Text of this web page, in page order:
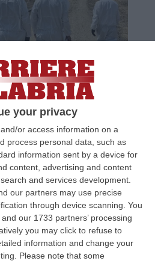
your privacy
or access information on a
process personal data, such as
information sent by a device for
content, advertising and content
and services development.
our partners may use precise
through device scanning. You
our 1733 partners’ processing
you may click to refuse to
information and change your
Please note that some
bonifica del Sin: trovati
deciso di sospendere le
Prefettura sollecitando
un tavolo
– 8:21